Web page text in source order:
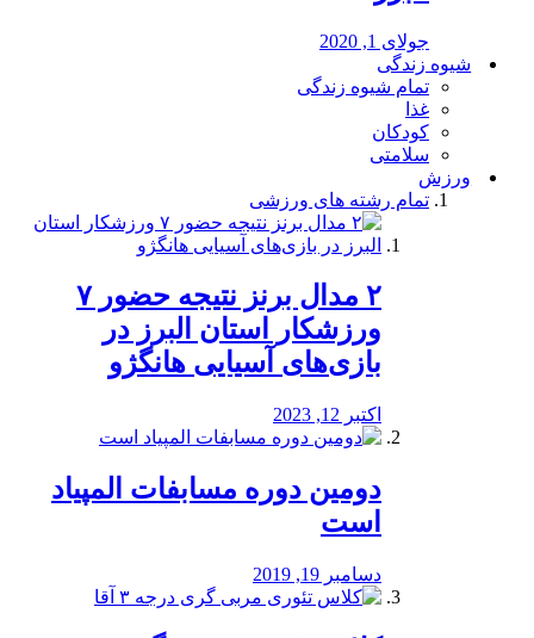
جولای 1, 2020
شیوه زندگی
تمام شیوه زندگی
غذا
کودکان
سلامتی
ورزش
تمام رشته های ورزشی
۲ مدال برنز نتیجه حضور ۷
ورزشکار استان البرز در
بازی‌های آسیایی هانگژو
اکتبر 12, 2023
دومین دوره مسابفات المپیاد
است
دسامبر 19, 2019